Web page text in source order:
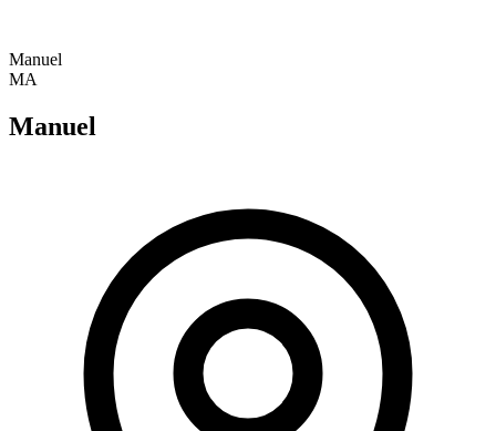
Manuel
MA
Manuel